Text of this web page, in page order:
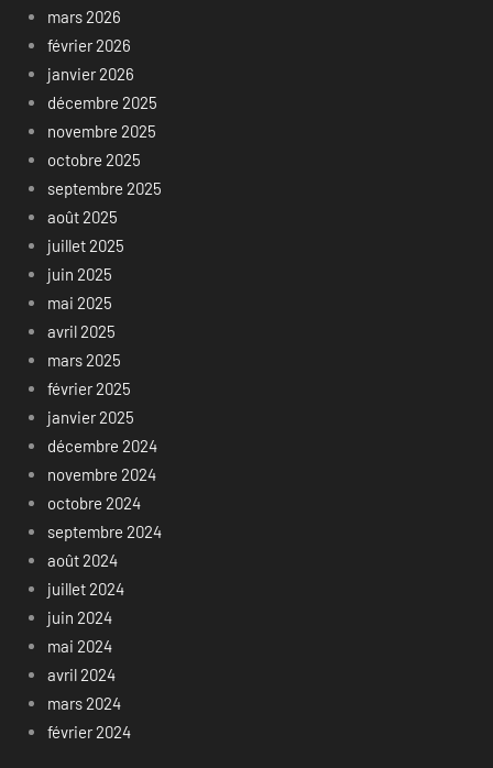
mars 2026
février 2026
janvier 2026
décembre 2025
novembre 2025
octobre 2025
septembre 2025
août 2025
juillet 2025
juin 2025
mai 2025
avril 2025
mars 2025
février 2025
janvier 2025
décembre 2024
novembre 2024
octobre 2024
septembre 2024
août 2024
juillet 2024
juin 2024
mai 2024
avril 2024
mars 2024
février 2024